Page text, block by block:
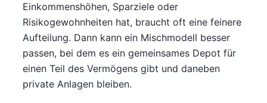
Einkommenshöhen, Sparziele oder
Risikogewohnheiten hat, braucht oft eine feinere
Aufteilung. Dann kann ein Mischmodell besser
passen, bei dem es ein gemeinsames Depot für
einen Teil des Vermögens gibt und daneben
private Anlagen bleiben.